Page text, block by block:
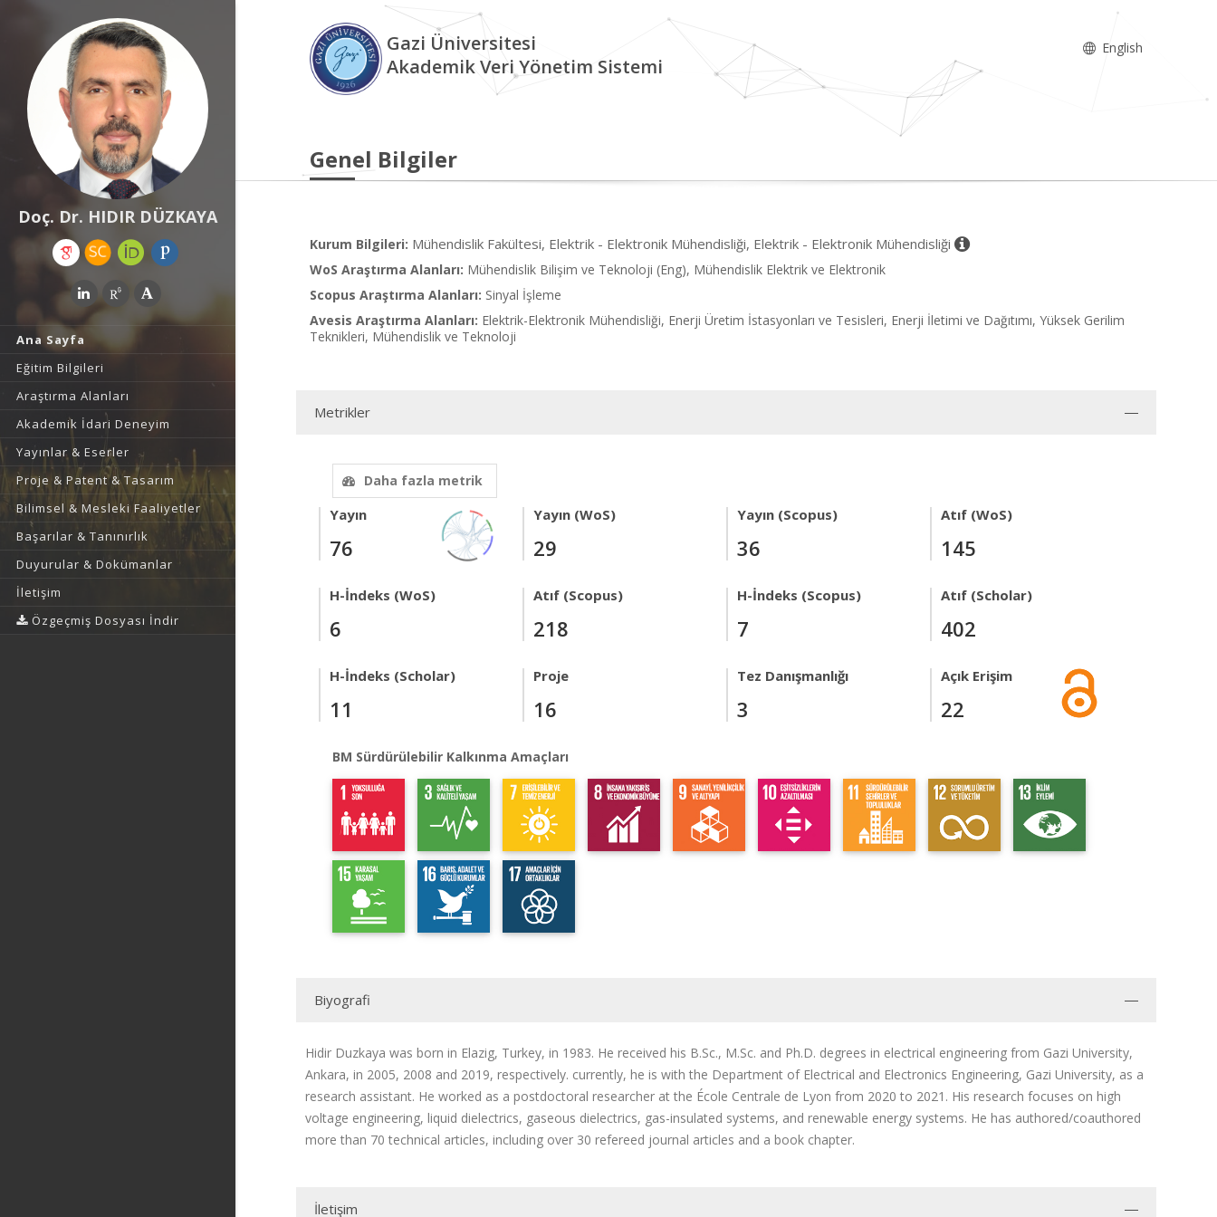
Doç. Dr. HIDIR DÜZKAYA
Ana Sayfa
Eğitim Bilgileri
Araştırma Alanları
Akademik İdari Deneyim
Yayınlar & Eserler
Proje & Patent & Tasarım
Bilimsel & Mesleki Faaliyetler
Başarılar & Tanınırlık
Duyurular & Dokümanlar
İletişim
Özgeçmiş Dosyası İndir
Gazi Üniversitesi
Akademik Veri Yönetim Sistemi
English
Genel Bilgiler
Kurum Bilgileri: Mühendislik Fakültesi, Elektrik - Elektronik Mühendisliği, Elektrik - Elektronik Mühendisliği
WoS Araştırma Alanları: Mühendislik Bilişim ve Teknoloji (Eng), Mühendislik Elektrik ve Elektronik
Scopus Araştırma Alanları: Sinyal İşleme
Avesis Araştırma Alanları: Elektrik-Elektronik Mühendisliği, Enerji Üretim İstasyonları ve Tesisleri, Enerji İletimi ve Dağıtımı, Yüksek Gerilim
Teknikleri, Mühendislik ve Teknoloji
Metrikler
Daha fazla metrik
Yayın
76
Yayın (WoS)
29
Yayın (Scopus)
36
Atıf (WoS)
145
H-İndeks (WoS)
6
Atıf (Scopus)
218
H-İndeks (Scopus)
7
Atıf (Scholar)
402
H-İndeks (Scholar)
11
Proje
16
Tez Danışmanlığı
3
Açık Erişim
22
BM Sürdürülebilir Kalkınma Amaçları
Biyografi
Hidir Duzkaya was born in Elazig, Turkey, in 1983. He received his B.Sc., M.Sc. and Ph.D. degrees in electrical engineering from Gazi University,
Ankara, in 2005, 2008 and 2019, respectively. currently, he is with the Department of Electrical and Electronics Engineering, Gazi University, as a
research assistant. He worked as a postdoctoral researcher at the École Centrale de Lyon from 2020 to 2021. His research focuses on high
voltage engineering, liquid dielectrics, gaseous dielectrics, gas-insulated systems, and renewable energy systems. He has authored/coauthored
more than 70 technical articles, including over 30 refereed journal articles and a book chapter.
İletişim